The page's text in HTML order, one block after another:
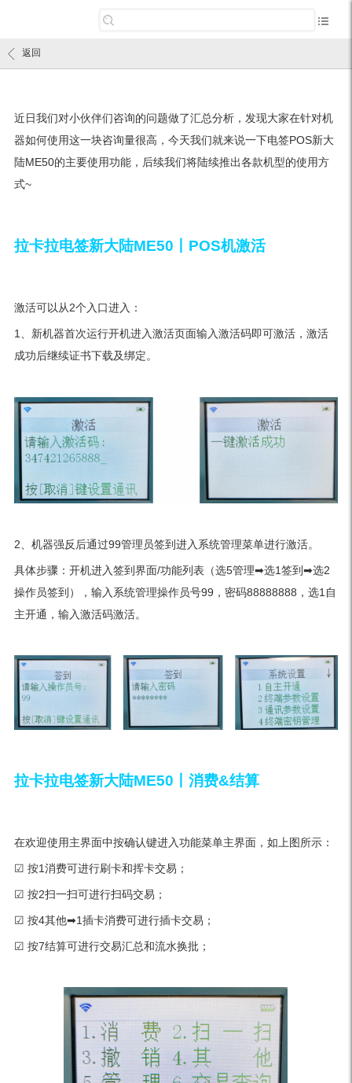
返回
近日我们对小伙伴们咨询的问题做了汇总分析，发现大家在针对机
器如何使用这一块咨询量很高，今天我们就来说一下电签POS新大
陆ME50的主要使用功能，后续我们将陆续推出各款机型的使用方
式~
拉卡拉电签新大陆ME50丨POS机激活
激活可以从2个入口进入：
1、新机器首次运行开机进入激活页面输入激活码即可激活，激活
成功后继续证书下载及绑定。
2、机器强反后通过99管理员签到进入系统管理菜单进行激活。
具体步骤：开机进入签到界面/功能列表（选5管理➡选1签到➡选2
操作员签到），输入系统管理操作员号99，密码88888888，选1自
主开通，输入激活码激活。
拉卡拉电签新大陆ME50丨消费&结算
在欢迎使用主界面中按确认键进入功能菜单主界面，如上图所示：
☑ 按1消费可进行刷卡和挥卡交易；
☑ 按2扫一扫可进行扫码交易；
☑ 按4其他➡1插卡消费可进行插卡交易；
☑ 按7结算可进行交易汇总和流水换批；